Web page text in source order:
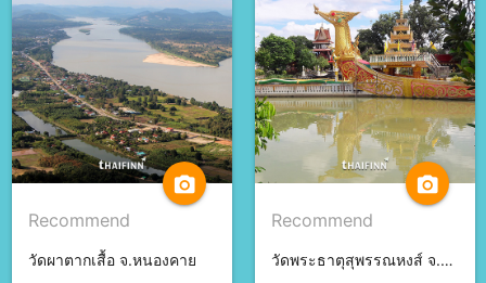
camera_alt
Recommend
วัดผาตากเสื้อ จ.หนองคาย
camera_alt
Recommend
วัดพระธาตุสุพรรณหงส์ จ.ศรีสะเกษ